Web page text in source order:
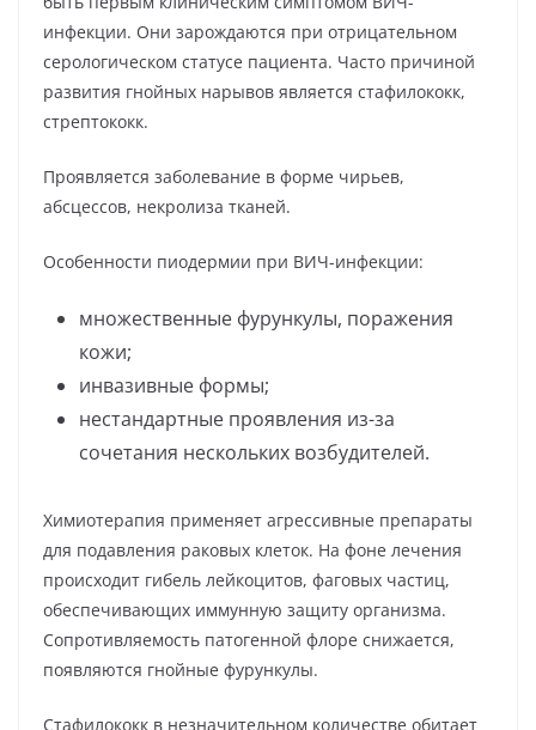
инфекции. Они зарождаются при отрицательном
серологическом статусе пациента. Часто причиной
развития гнойных нарывов является стафилококк,
стрептококк.
Проявляется заболевание в форме чирьев,
абсцессов, некролиза тканей.
Особенности пиодермии при ВИЧ-инфекции:
множественные фурункулы, поражения
кожи;
инвазивные формы;
нестандартные проявления из-за
сочетания нескольких возбудителей.
Химиотерапия применяет агрессивные препараты
для подавления раковых клеток. На фоне лечения
происходит гибель лейкоцитов, фаговых частиц,
обеспечивающих иммунную защиту организма.
Сопротивляемость патогенной флоре снижается,
появляются гнойные фурункулы.
Стафилококк в незначительном количестве обитает